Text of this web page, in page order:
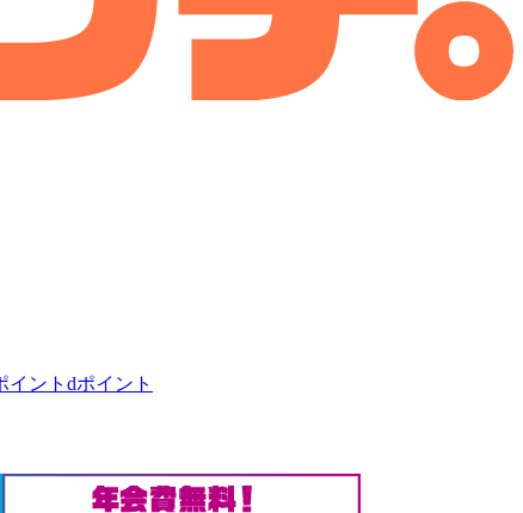
イント dポイント